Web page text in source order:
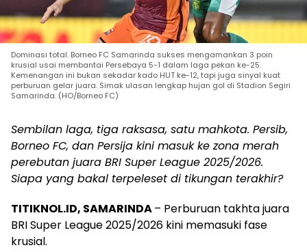
Dominasi total. Borneo FC Samarinda sukses mengamankan 3 poin
krusial usai membantai Persebaya 5-1 dalam laga pekan ke-25.
Kemenangan ini bukan sekadar kado HUT ke-12, tapi juga sinyal kuat
perburuan gelar juara. Simak ulasan lengkap hujan gol di Stadion Segiri
Samarinda. (HO/Borneo FC)
Sembilan laga, tiga raksasa, satu mahkota. Persib,
Borneo FC, dan Persija kini masuk ke zona merah
perebutan juara BRI Super League 2025/2026.
Siapa yang bakal terpeleset di tikungan terakhir?
TITIKNOL.ID, SAMARINDA– Perburuan takhta juara
BRI Super League 2025/2026 kini memasuki fase
krusial.